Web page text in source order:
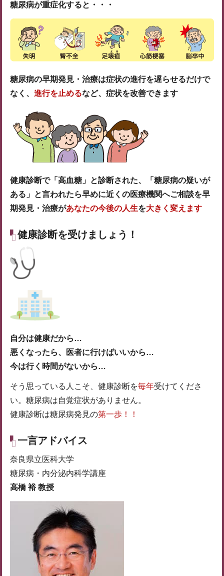
糖尿病が重症化すると・・・
糖尿病の早期発見・治療は症状の進行を遅らせるだけで
なく、 進行を止めるなど、症状を改善できます
健康診断で「高血糖」と診断された、「糖尿病の疑いが
ある」と言われたら早めに近くの医療機関へご相談を早
期発見・治療があなたの今後の人生を大きく変えます
健康診断を受けましょう！
自分は健康だから…
悪くなったら、医者に行けばいいから…
今は行く時間がないから…
そう思っている人こそ、健康診断を毎年受けてくださ
い。糖尿病は自覚症状がありません。
健康診断は糖尿病発見の第一歩！！
一言アドバイス
奈良県立医科大学
糖尿病・内分泌内科学講座
高橋 裕 教授